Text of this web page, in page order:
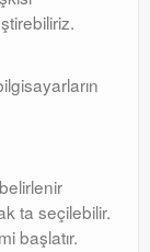
ta seçilebilir.
başlatır.